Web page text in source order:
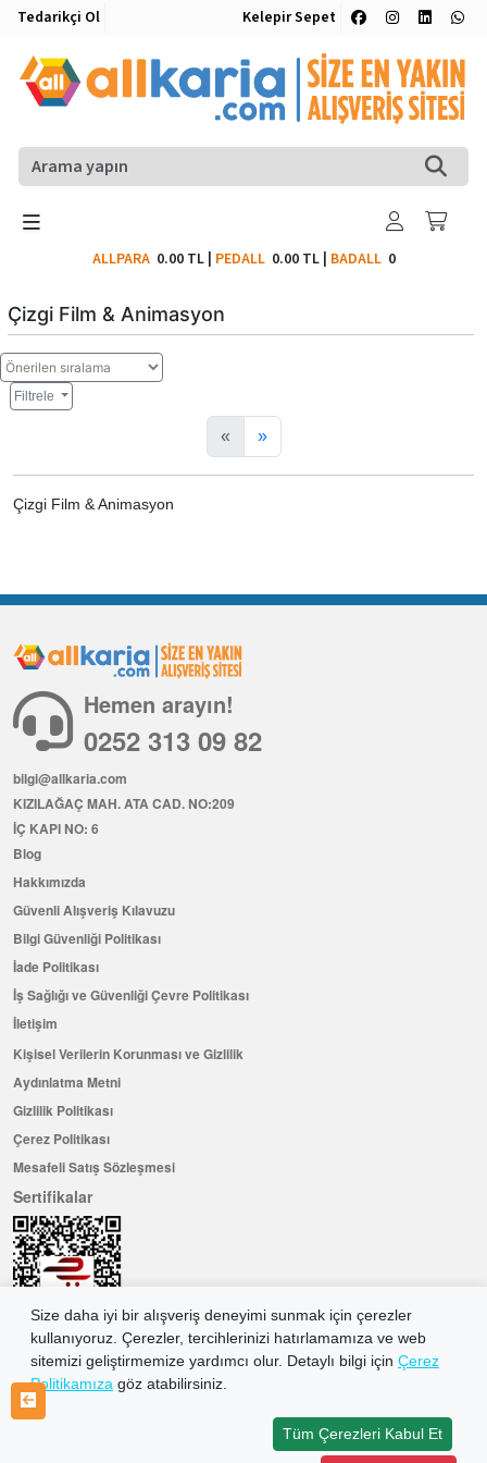
Tedarikçi Ol Kelepir Sepet
ALLPARA 0.00 TL| PEDALL 0.00 TL| BADALL0
Çizgi Film & Animasyon
Filtrele
« »
Çizgi Film & Animasyon
Size daha iyi bir alışveriş deneyimi sunmak için çerezler
kullanıyoruz. Çerezler, tercihlerinizi hatırlamamıza ve web
sitemizi geliştirmemize yardımcı olur. Detaylı bilgi için Çerez
Politikamıza göz atabilirsiniz.
Tüm Çerezleri Kabul Et
Hemen arayın!
0252 313 09 82
bilgi@allkaria.com
KIZILAĞAÇ MAH. ATA CAD. NO:209
İÇ KAPI NO: 6
Blog
Hakkımızda
Güvenli Alışveriş Kılavuzu
Bilgi Güvenliği Politikası
İade Politikası
İş Sağlığı ve Güvenliği Çevre Politikası
İletişim
Kişisel Verilerin Korunması ve Gizlilik
Aydınlatma Metni
Gizlilik Politikası
Çerez Politikası
Mesafeli Satış Sözleşmesi
Sertifikalar
Hemen Üye Olun ...ve 100 ₺ değerinde indirim kuponu kazanın